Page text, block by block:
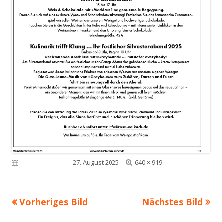
Veröffentlicht am27. August 2025
Volle
640 × 919
Vorheriges Bild Nächstes Bild